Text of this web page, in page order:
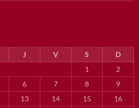
J V S
D
1
2
6 7 8
9
13 14 15 16